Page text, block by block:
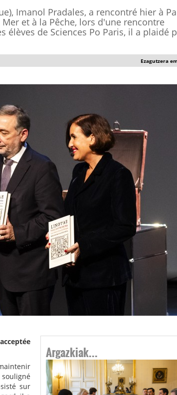
Imanol Pradales, a rencontré hier à
et à la Pêche, lors d'une rencontre
de Sciences Po Paris, il a plaidé
Ezagutzera
Argazkiak...
sur